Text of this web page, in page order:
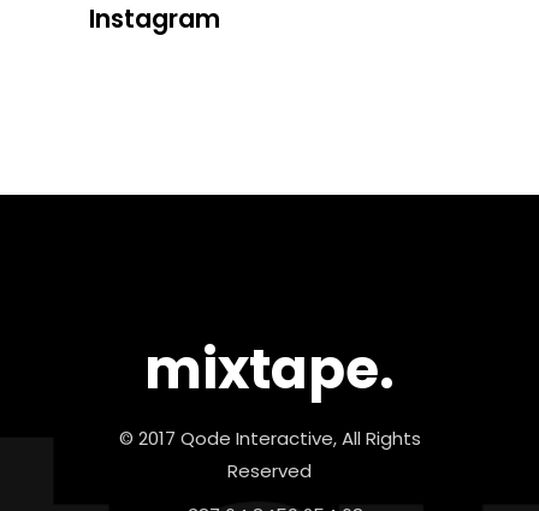
Instagram
mixtape.
© 2017 Qode Interactive, All Rights
Reserved